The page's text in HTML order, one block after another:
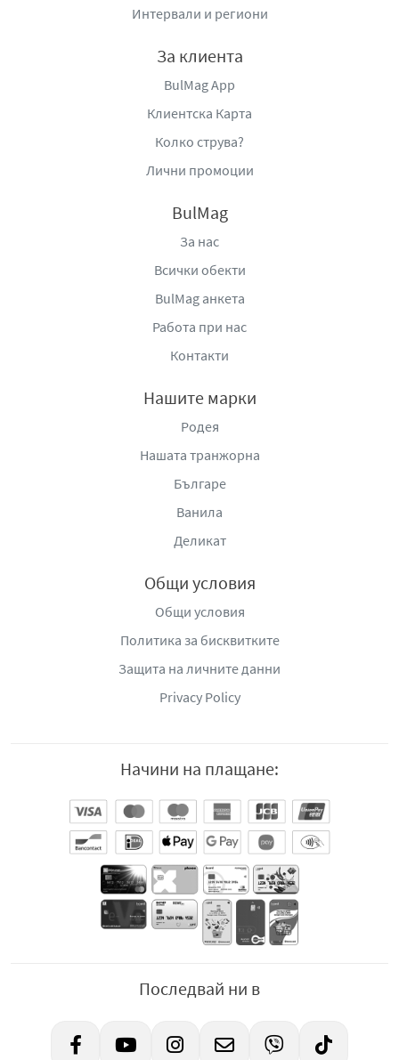
Интервали и региони
За клиента
BulMag App
Клиентска Карта
Колко струва?
Лични промоции
BulMag
За нас
Всички обекти
BulMag анкета
Работа при нас
Контакти
Нашите марки
Родея
Нашата транжорна
Българе
Ванила
Деликат
Общи условия
Общи условия
Политика за бисквитките
Защита на личните данни
Privacy Policy
Начини на плащане:
Последвай ни в